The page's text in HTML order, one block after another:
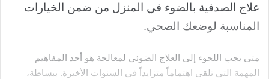
علاج الصدفية بالضوء في المنزل من ضمن الخيارات
المناسبة لوضعك الصحي.
متى يجب اللجوء إلى العلاج الضوئي لمعالجة هو أحد المفاهيم
المهمة التي تلقى اهتماماً متزايداً في السنوات الأخيرة. ببساطة،